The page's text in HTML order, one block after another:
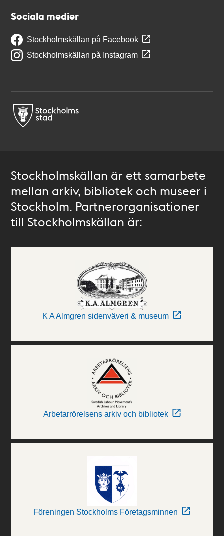
Sociala medier
Stockholmskällan på Facebook
Stockholmskällan på Instagram
Stockholmskällan är ett samarbete
mellan arkiv, bibliotek och museer i
Stockholm. Partnerorganisationer
till Stockholmskällan är:
K A Almgren sidenväveri & museum
Arbetarrörelsens arkiv och bibliotek
Föreningen Stockholms Företagsminnen